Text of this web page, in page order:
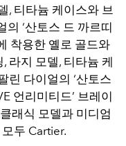
, 티타늄 케이스와 브
의 ‘산토스 드 까르띠
착용한 옐로 골드와
, 라지 모델, 티타늄 케
린 다이얼의 ‘산토스
언리미티드’ 브레이
래식 모델과 미디엄
모두 Cartier.